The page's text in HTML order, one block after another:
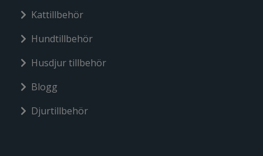
Kattillbehör
Hundtillbehör
Husdjur tillbehör
Blogg
Djurtillbehör